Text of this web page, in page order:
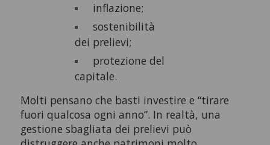
inflazione;
sostenibilità
dei prelievi;
protezione del
capitale.
Molti pensano che basti investire e “tirare
fuori qualcosa ogni anno”. In realtà, una
gestione sbagliata dei prelievi può